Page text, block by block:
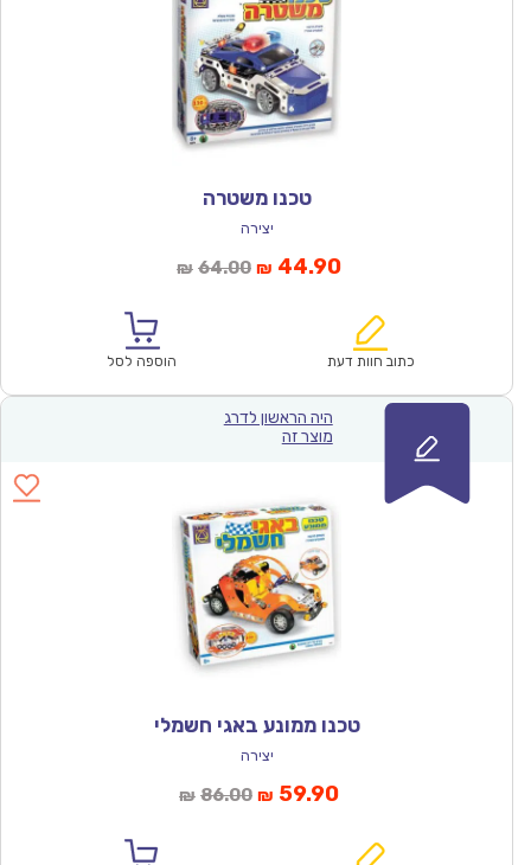
טכנו משטרה
יצירה
₪ 64.00המחיר
₪64.00.
₪ 44.90המחיר
הוא:
כתוב חוות דעת הוספה לסל
היה הראשון לדרג
מוצר זה
טכנו ממונע באגי חשמלי
יצירה
₪ 86.00המחיר
₪ 59.90המחיר
הוא: